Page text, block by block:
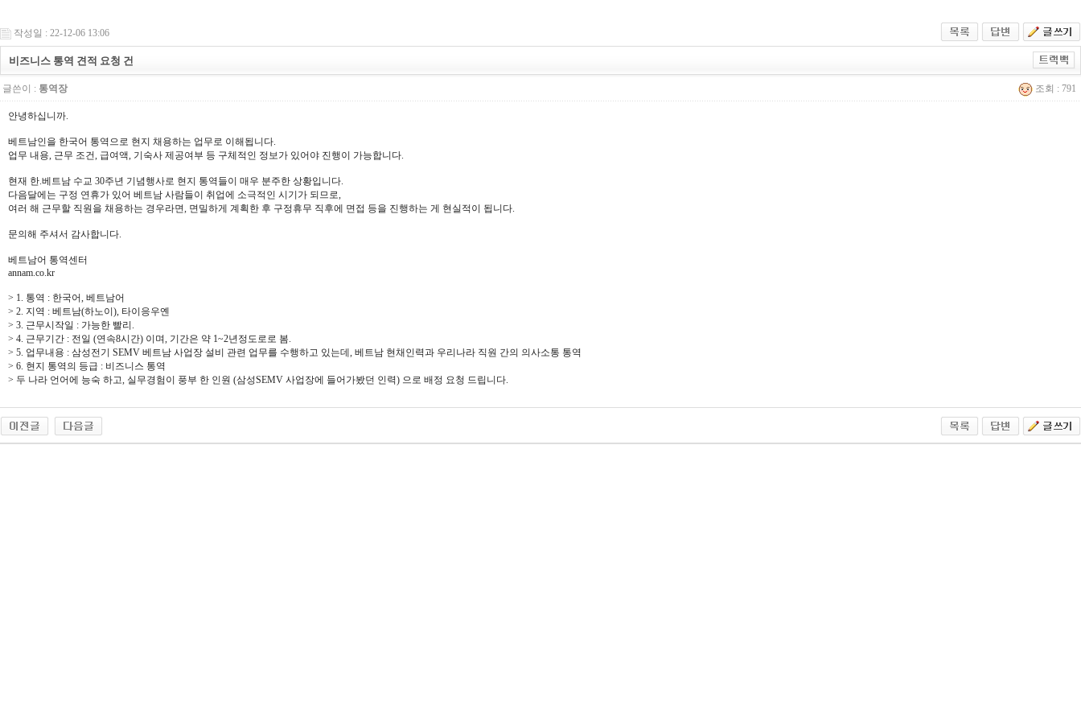
작성일 : 22-12-06 13:06
비즈니스 통역 견적 요청 건
글쓴이 : 통역장 조회 : 791
안녕하십니까.
베트남인을 한국어 통역으로 현지 채용하는 업무로 이해됩니다.
업무 내용, 근무 조건, 급여액, 기숙사 제공여부 등 구체적인 정보가 있어야 진행이 가능합니다.
현재 한.베트남 수교 30주년 기념행사로 현지 통역들이 매우 분주한 상황입니다.
다음달에는 구정 연휴가 있어 베트남 사람들이 취업에 소극적인 시기가 되므로,
여러 해 근무할 직원을 채용하는 경우라면, 면밀하게 계획한 후 구정휴무 직후에 면접 등을 진행하는 게 현실적이 됩니다.
문의해 주셔서 감사합니다.
베트남어 통역센터
annam.co.kr
> 1. 통역 : 한국어, 베트남어
> 2. 지역 : 베트남(하노이), 타이응우옌
> 3. 근무시작일 : 가능한 빨리.
> 4. 근무기간 : 전일 (연속8시간) 이며, 기간은 약 1~2년정도로로 봄.
> 5. 업무내용 : 삼성전기 SEMV 베트남 사업장 설비 관련 업무를 수행하고 있는데, 베트남 현채인력과 우리나라 직원 간의 의사소통 통역
> 6. 현지 통역의 등급 : 비즈니스 통역
> 두 나라 언어에 능숙 하고, 실무경험이 풍부 한 인원 (삼성SEMV 사업장에 들어가봤던 인력) 으로 배정 요청 드립니다.